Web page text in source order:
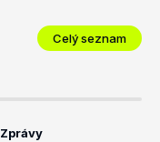
Celý seznam
Zprávy